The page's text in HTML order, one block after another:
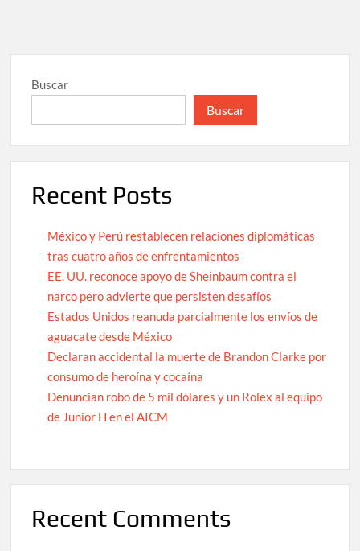
Buscar
Buscar
Recent Posts
México y Perú restablecen relaciones diplomáticas
tras cuatro años de enfrentamientos
EE. UU. reconoce apoyo de Sheinbaum contra el
narco pero advierte que persisten desafíos
Estados Unidos reanuda parcialmente los envíos de
aguacate desde México
Declaran accidental la muerte de Brandon Clarke por
consumo de heroína y cocaína
Denuncian robo de 5 mil dólares y un Rolex al equipo
de Junior H en el AICM
Recent Comments